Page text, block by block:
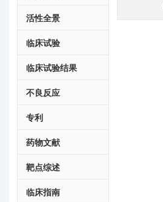
活性全景
临床试验
临床试验结果
不良反应
专利
药物文献
靶点综述
临床指南